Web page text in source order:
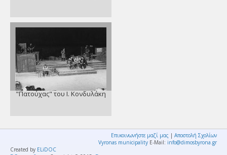
"Πατούχας" του Ι. Κονδυλάκη
Επικοινωνήστε μαζί μας | Αποστολή Σχολίων
Vyronas municipality E-Mail: info@dimosbyrona.gr
Created by ELiDOC